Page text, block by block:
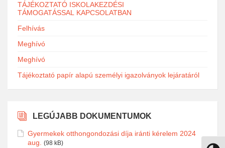
TÁJÉKOZTATÓ ISKOLAKEZDÉSI
TÁMOGATÁSSAL KAPCSOLATBAN
Felhívás
Meghívó
Meghívó
Tájékoztató papír alapú személyi igazolványok lejáratáról
LEGÚJABB DOKUMENTUMOK
Gyermekek otthongondozási díja iránti kérelem 2024
aug.
(98 kB)